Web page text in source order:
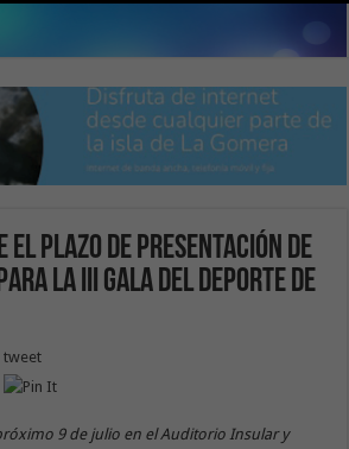
el plazo de presentación de
la III Gala del Deporte de
tweet
9 de julio en el Auditorio Insular y